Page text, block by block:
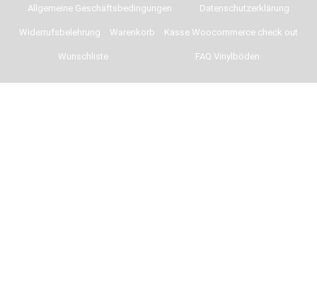
Allgemeine Geschäftsbedingungen Datenschutzerklärung
Widerrufsbelehrung Warenkorb Kasse Woocommerce check out
Wunschliste FAQ Vinylböden